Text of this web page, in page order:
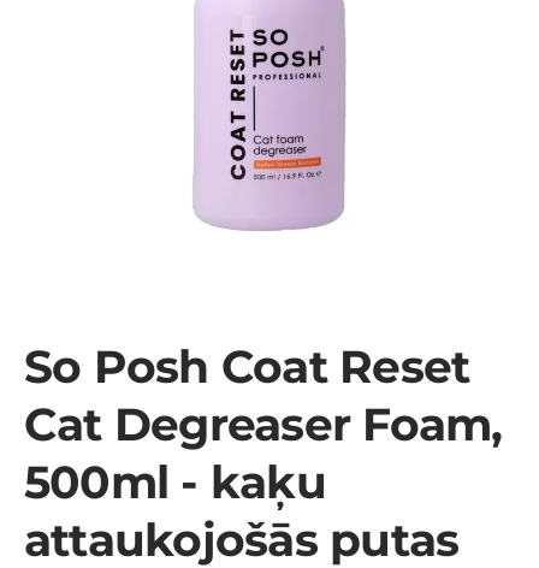
So Posh Coat Reset
Cat Degreaser Foam,
500ml - kaķu
attaukojošās putas